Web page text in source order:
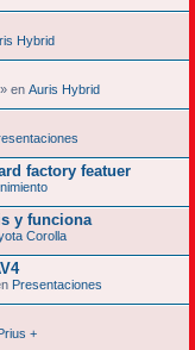
Hybrid
en Auris Hybrid
factory featuer
y funciona
Corolla
Presentaciones
+